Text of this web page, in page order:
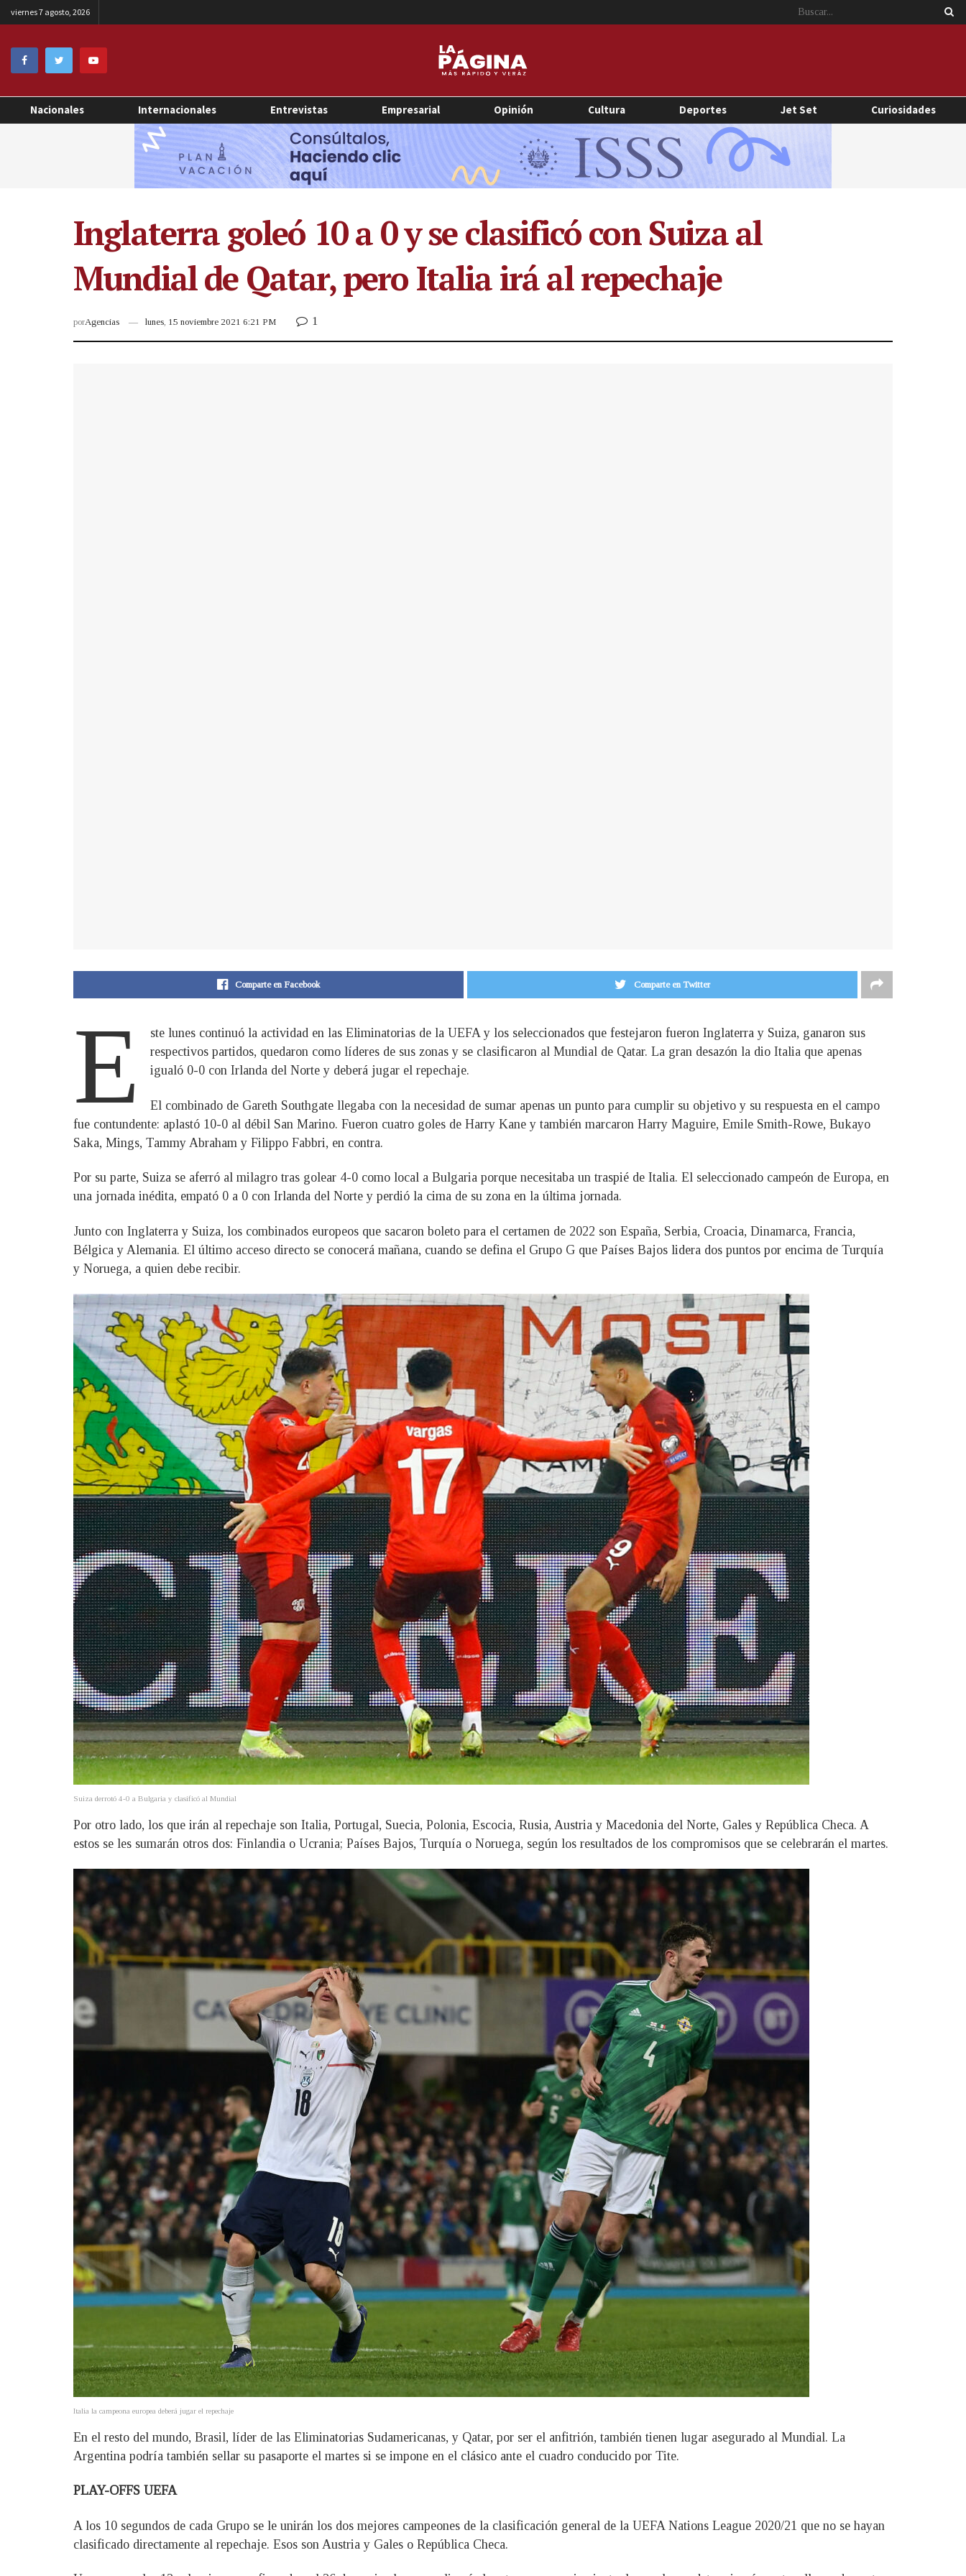
viernes 7 agosto, 2026
Nacionales Internacionales Entrevistas Empresarial Opinión Cultura Deportes Jet Set Curiosidades
Inglaterra goleó 10 a 0 y se clasificó con Suiza al
Mundial de Qatar, pero Italia irá al repechaje
porAgencias lunes, 15 noviembre 2021 6:21 PM 1
Comparte en Facebook Comparte en Twitter
E
ste lunes continuó la actividad en las Eliminatorias de la UEFA y los seleccionados que festejaron fueron Inglaterra y Suiza, ganaron sus
respectivos partidos, quedaron como líderes de sus zonas y se clasificaron al Mundial de Qatar. La gran desazón la dio Italia que apenas
igualó 0-0 con Irlanda del Norte y deberá jugar el repechaje.
El combinado de Gareth Southgate llegaba con la necesidad de sumar apenas un punto para cumplir su objetivo y su respuesta en el campo
fue contundente: aplastó 10-0 al débil San Marino. Fueron cuatro goles de Harry Kane y también marcaron Harry Maguire, Emile Smith-Rowe, Bukayo
Saka, Mings, Tammy Abraham y Filippo Fabbri, en contra.
Por su parte, Suiza se aferró al milagro tras golear 4-0 como local a Bulgaria porque necesitaba un traspié de Italia. El seleccionado campeón de Europa, en
una jornada inédita, empató 0 a 0 con Irlanda del Norte y perdió la cima de su zona en la última jornada.
Junto con Inglaterra y Suiza, los combinados europeos que sacaron boleto para el certamen de 2022 son España, Serbia, Croacia, Dinamarca, Francia,
Bélgica y Alemania. El último acceso directo se conocerá mañana, cuando se defina el Grupo G que Países Bajos lidera dos puntos por encima de Turquía
y Noruega, a quien debe recibir.
Suiza derrotó 4-0 a Bulgaria y clasificó al Mundial
Por otro lado, los que irán al repechaje son Italia, Portugal, Suecia, Polonia, Escocia, Rusia, Austria y Macedonia del Norte, Gales y República Checa. A
estos se les sumarán otros dos: Finlandia o Ucrania; Países Bajos, Turquía o Noruega, según los resultados de los compromisos que se celebrarán el martes.
Italia la campeona europea deberá jugar el repechaje
En el resto del mundo, Brasil, líder de las Eliminatorias Sudamericanas, y Qatar, por ser el anfitrión, también tienen lugar asegurado al Mundial. La
Argentina podría también sellar su pasaporte el martes si se impone en el clásico ante el cuadro conducido por Tite.
PLAY-OFFS UEFA
A los 10 segundos de cada Grupo se le unirán los dos mejores campeones de la clasificación general de la UEFA Nations League 2020/21 que no se hayan
clasificado directamente al repechaje. Esos son Austria y Gales o República Checa.